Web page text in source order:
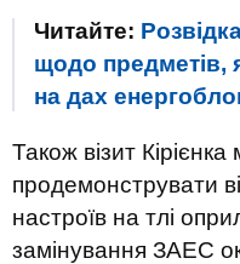
Читайте:
щодо предметів,
на дах
Також візит Кірієнка
продемонструвати
настроїв на тлі
замінування ЗАЕС